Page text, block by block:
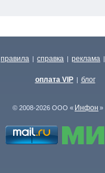
правила | справка | реклама |
оплата VIP | блог
© 2008-2026 ООО « Инфон »